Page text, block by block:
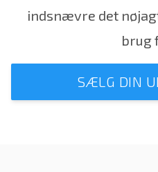
indsnævre det
brug
SÆLG DIN